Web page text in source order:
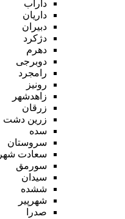
داراب
داریان
دبیران
دژکرد
دهرم
دوبرجی
رامجرد
رونیز
زاهدشهر
زرقان
زرین دشت
سده
سروستان
سعادت شهر
سورمق
سیدان
ششده
شهرپیر
صدرا